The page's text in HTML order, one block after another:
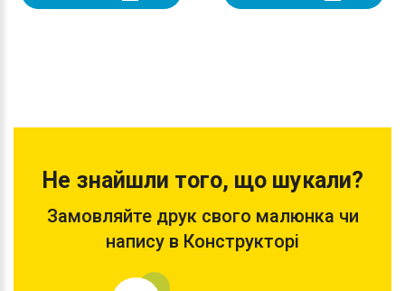
Не знайшли того, що шукали?
Замовляйте друк свого малюнка чи
напису в Конструкторі